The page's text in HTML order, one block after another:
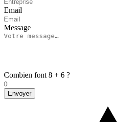
Email
Message
Combien font 8 + 6 ?
Envoyer